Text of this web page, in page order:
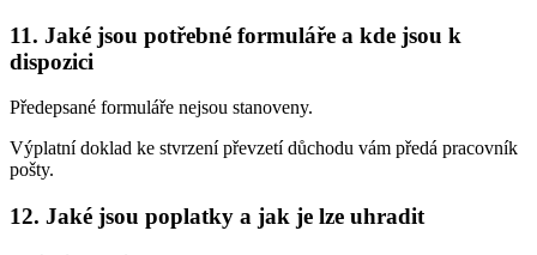
11. Jaké jsou potřebné formuláře a kde jsou k
dispozici
Předepsané formuláře nejsou stanoveny.
Výplatní doklad ke stvrzení převzetí důchodu vám předá pracovník
pošty.
12. Jaké jsou poplatky a jak je lze uhradit